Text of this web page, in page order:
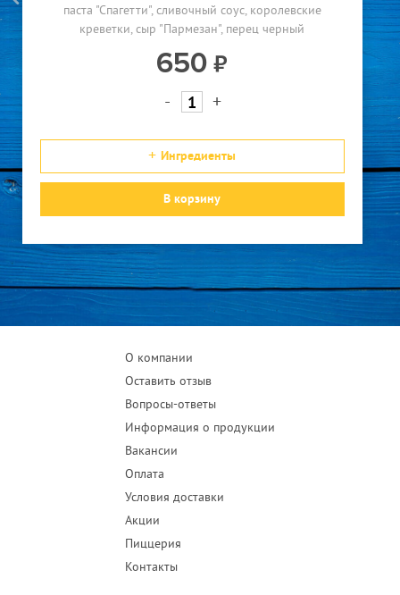
паста "Спагетти" сливочный соус королевские
креветки сыр "Пармезан" перец черный
650
- +
Ингредиенты
В корзину
О компании
Оставить отзыв
Вопросы-ответы
Информация о продукции
Вакансии
Оплата
Условия доставки
Акции
Пиццерия
Контакты